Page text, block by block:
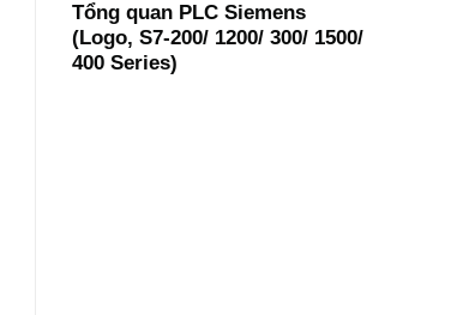
Tổng quan PLC Siemens
(Logo, S7-200/ 1200/ 300/ 1500/
400 Series)